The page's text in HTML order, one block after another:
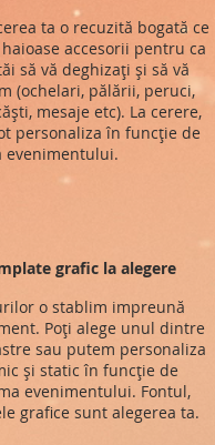
ta o recuzită bogată ce
accesorii pentru ca
să vă deghizați și să vă
(ochelari, pălării, peruci,
mesaje etc). La cerere,
personaliza în funcție de
evenimentului.
grafic la alegere
o stablim impreună
Poți alege unul dintre
sau putem personaliza
și static în funcție de
evenimentului. Fontul,
grafice sunt alegerea ta.